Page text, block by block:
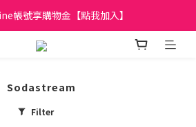
際牌 原廠管制價格 私訊優惠價
帳號享購物金【點我加入】
全館滿299元免運
Sodastream
Filter